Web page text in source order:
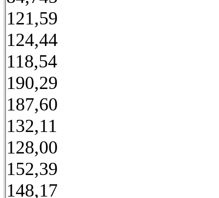
121,59
124,44
118,54
190,29
187,60
132,11
128,00
152,39
148,17